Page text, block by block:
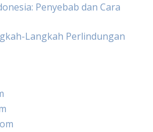
Penyebab dan Cara
Langkah Perlindungan